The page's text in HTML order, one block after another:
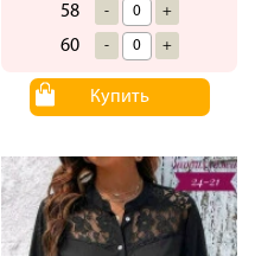
58 - +
60 - +
Купить